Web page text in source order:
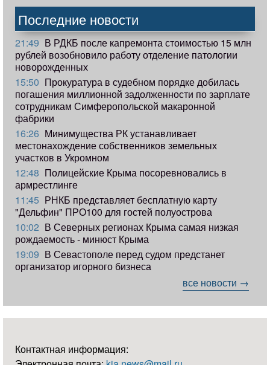
Последние новости
21:49 В РДКБ после капремонта стоимостью 15 млн
рублей возобновило работу отделение патологии
новорожденных
15:50 Прокуратура в судебном порядке добилась
погашения миллионной задолженности по зарплате
сотрудникам Симферопольской макаронной
фабрики
16:26 Минимущества РК устанавливает
местонахождение собственников земельных
участков в Укромном
12:48 Полицейские Крыма посоревновались в
армрестлинге
11:45 РНКБ представляет бесплатную карту
"Дельфин" ПРО100 для гостей полуострова
10:02 В Северных регионах Крыма самая низкая
рождаемость - минюст Крыма
19:09 В Севастополе перед судом предстанет
организатор игорного бизнеса
все новости →
Контактная информация: